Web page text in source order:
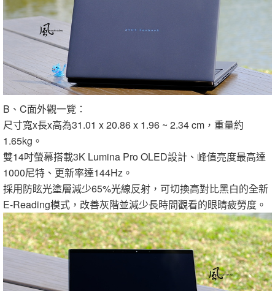
B、C面外觀一覽：
尺寸寬x長x高為31.01 x 20.86 x 1.96 ~ 2.34 cm，重量約
1.65kg。
雙14吋螢幕搭載3K Lumina Pro OLED設計、峰值亮度最高達
1000尼特、更新率達144Hz。
採用防眩光塗層減少65%光線反射，可切換高對比黑白的全新
E-Reading模式，改善灰階並減少長時間觀看的眼睛疲勞度。